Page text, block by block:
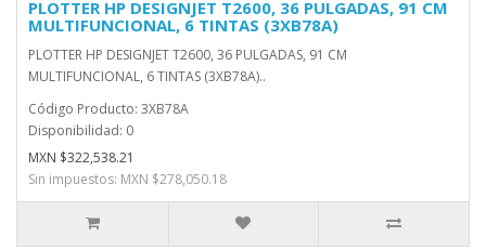
PLOTTER HP DESIGNJET T2600, 36 PULGADAS, 91 CM
MULTIFUNCIONAL, 6 TINTAS (3XB78A)
PLOTTER HP DESIGNJET T2600, 36 PULGADAS, 91 CM
MULTIFUNCIONAL, 6 TINTAS (3XB78A)..
Código Producto: 3XB78A
Disponibilidad: 0
MXN $322,538.21
Sin impuestos: MXN $278,050.18